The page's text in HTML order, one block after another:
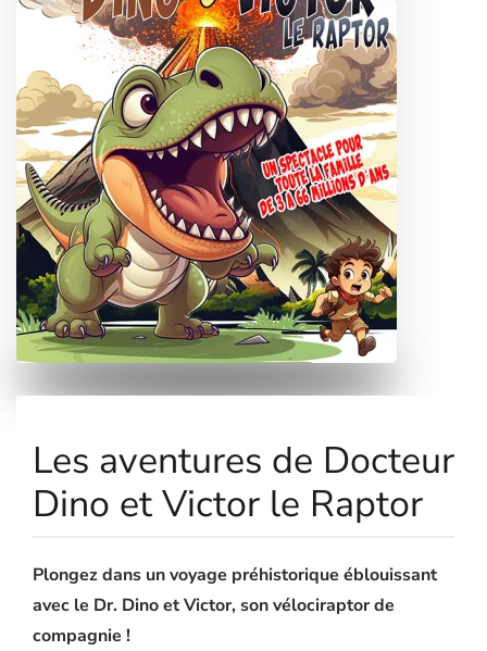
Les aventures de Docteur
Dino et Victor le Raptor
Plongez dans un voyage préhistorique éblouissant
avec le Dr. Dino et Victor, son vélociraptor de
compagnie !